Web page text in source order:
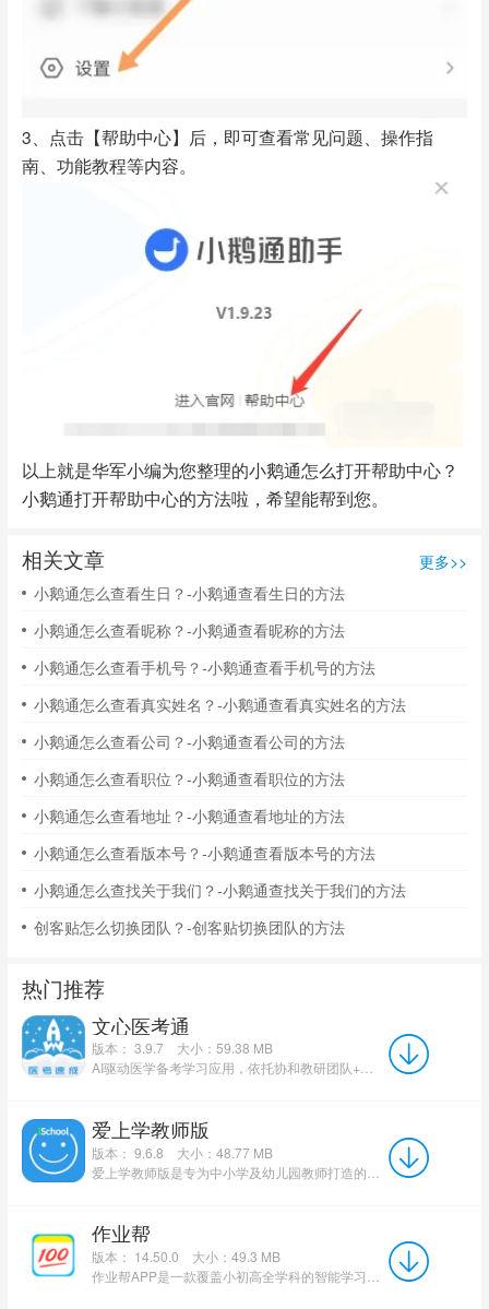
3、点击【帮助中心】后，即可查看常见问题、操作指
南、功能教程等内容。
以上就是华军小编为您整理的小鹅通怎么打开帮助中心？
小鹅通打开帮助中心的方法啦，希望能帮到您。
相关文章
更多>>
小鹅通怎么查看生日？-小鹅通查看生日的方法
小鹅通怎么查看昵称？-小鹅通查看昵称的方法
小鹅通怎么查看手机号？-小鹅通查看手机号的方法
小鹅通怎么查看真实姓名？-小鹅通查看真实姓名的方法
小鹅通怎么查看公司？-小鹅通查看公司的方法
小鹅通怎么查看职位？-小鹅通查看职位的方法
小鹅通怎么查看地址？-小鹅通查看地址的方法
小鹅通怎么查看版本号？-小鹅通查看版本号的方法
小鹅通怎么查找关于我们？-小鹅通查找关于我们的方法
创客贴怎么切换团队？-创客贴切换团队的方法
热门推荐
文心医考通
版本： 3.9.7
大小：59.38 MB
AI驱动医学备考学习应用，依托协和教研团队+大模型考点提炼两大特色，具备智能书摘标注、个性化刷题规划、...
爱上学教师版
版本： 9.6.8
大小：48.77 MB
作业帮
版本： 14.50.0
大小：49.3 MB